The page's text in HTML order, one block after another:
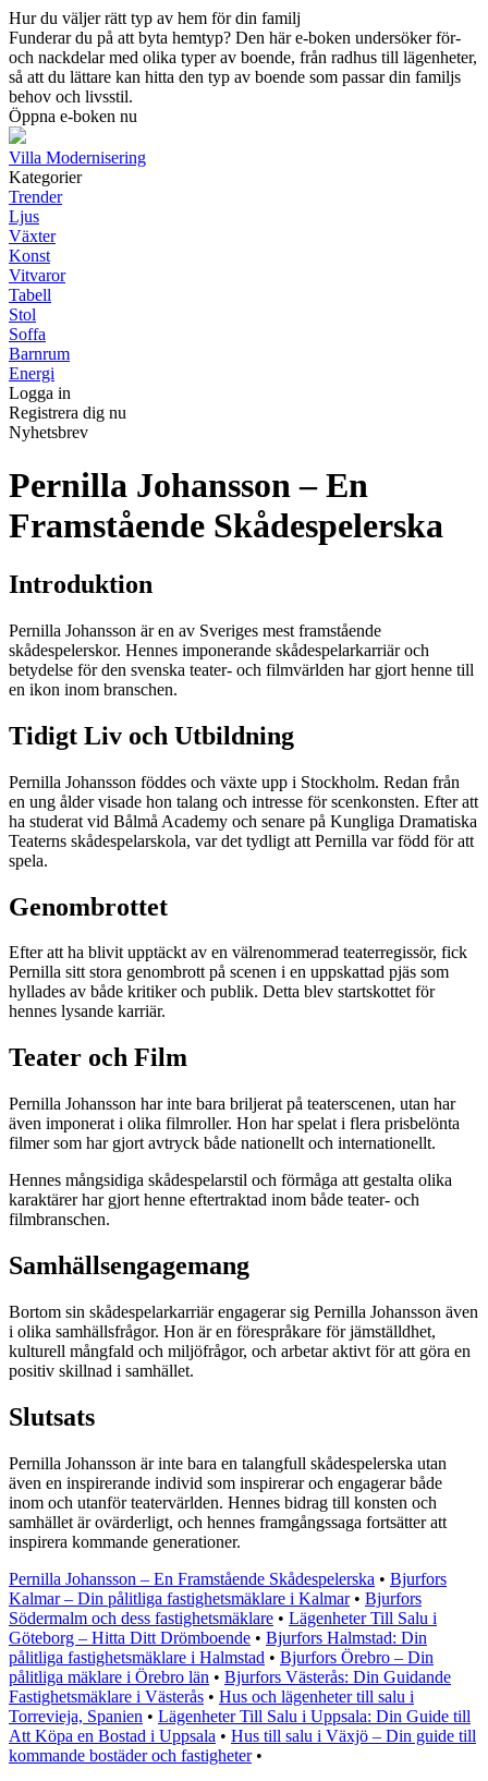
Hur du väljer rätt typ av hem för din familj
Funderar du på att byta hemtyp? Den här e-boken undersöker för-
och nackdelar med olika typer av boende, från radhus till lägenheter,
så att du lättare kan hitta den typ av boende som passar din familjs
behov och livsstil.
Öppna e-boken nu
Villa Modernisering
Kategorier
Trender
Ljus
Växter
Konst
Vitvaror
Tabell
Stol
Soffa
Barnrum
Energi
Logga in
Registrera dig nu
Nyhetsbrev
Pernilla Johansson – En
Framstående Skådespelerska
Introduktion
Pernilla Johansson är en av Sveriges mest framstående
skådespelerskor. Hennes imponerande skådespelarkarriär och
betydelse för den svenska teater- och filmvärlden har gjort henne till
en ikon inom branschen.
Tidigt Liv och Utbildning
Pernilla Johansson föddes och växte upp i Stockholm. Redan från
en ung ålder visade hon talang och intresse för scenkonsten. Efter att
ha studerat vid Bålmå Academy och senare på Kungliga Dramatiska
Teaterns skådespelarskola, var det tydligt att Pernilla var född för att
spela.
Genombrottet
Efter att ha blivit upptäckt av en välrenommerad teaterregissör, fick
Pernilla sitt stora genombrott på scenen i en uppskattad pjäs som
hyllades av både kritiker och publik. Detta blev startskottet för
hennes lysande karriär.
Teater och Film
Pernilla Johansson har inte bara briljerat på teaterscenen, utan har
även imponerat i olika filmroller. Hon har spelat i flera prisbelönta
filmer som har gjort avtryck både nationellt och internationellt.
Hennes mångsidiga skådespelarstil och förmåga att gestalta olika
karaktärer har gjort henne eftertraktad inom både teater- och
filmbranschen.
Samhällsengagemang
Bortom sin skådespelarkarriär engagerar sig Pernilla Johansson även
i olika samhällsfrågor. Hon är en förespråkare för jämställdhet,
kulturell mångfald och miljöfrågor, och arbetar aktivt för att göra en
positiv skillnad i samhället.
Slutsats
Pernilla Johansson är inte bara en talangfull skådespelerska utan
även en inspirerande individ som inspirerar och engagerar både
inom och utanför teatervärlden. Hennes bidrag till konsten och
samhället är ovärderligt, och hennes framgångssaga fortsätter att
inspirera kommande generationer.
Pernilla Johansson – En Framstående Skådespelerska • Bjurfors
Kalmar – Din pålitliga fastighetsmäklare i Kalmar• Bjurfors
Södermalm och dess fastighetsmäklare • Lägenheter Till Salu i
Göteborg – Hitta Ditt Drömboende • Bjurfors Halmstad: Din
pålitliga fastighetsmäklare i Halmstad • Bjurfors Örebro – Din
pålitliga mäklare i Örebro län • Bjurfors Västerås: Din Guidande
Fastighetsmäklare i Västerås • Hus och lägenheter till salu i
Torrevieja, Spanien • Lägenheter Till Salu i Uppsala: Din Guide till
Att Köpa en Bostad i Uppsala • Hus till salu i Växjö – Din guide till
kommande bostäder och fastigheter•